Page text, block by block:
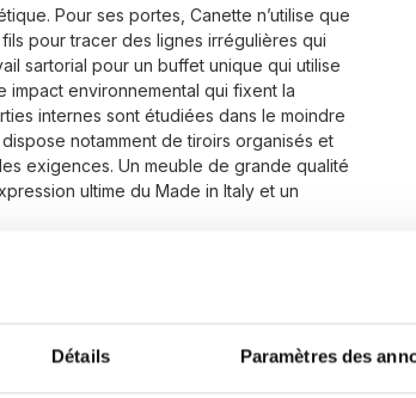
Détails Paramètres des
Pour ses portes, Canette n’utilise que
pour tracer des lignes irrégulières qui
sartorial pour un buffet unique qui utilise
environnemental qui fixent la
internes sont étudiées dans le moindre
notamment de tiroirs organisés et
exigences. Un meuble de grande qualité
ultime du Made in Italy et un